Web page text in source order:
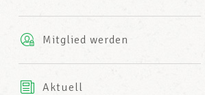
Mitglied werden
Aktuell